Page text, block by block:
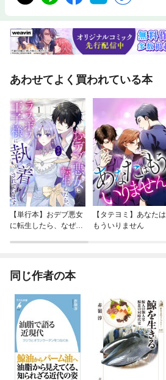
あわせてよく買われている本
【単行本】おデブ悪女
に転生したら、なぜか
【タテヨミ】あなたは
もういりません
同じ作者の本